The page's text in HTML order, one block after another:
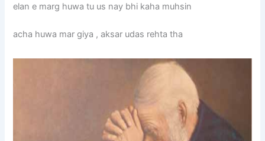
elan e marg huwa tu us nay bhi kaha muhsin
acha huwa mar giya , aksar udas rehta tha